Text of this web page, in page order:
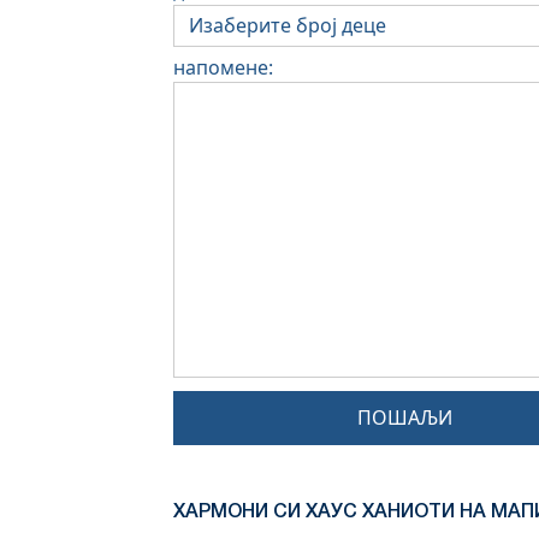
напомене:
ПОШАЉИ
ХАРМОНИ СИ ХАУС ХАНИОТИ НА